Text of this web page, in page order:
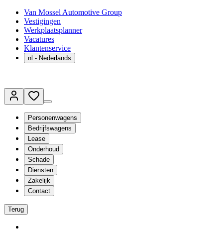
Van Mossel Automotive Group
Vestigingen
Werkplaatsplanner
Vacatures
Klantenservice
nl - Nederlands
Personenwagens
Bedrijfswagens
Lease
Onderhoud
Schade
Diensten
Zakelijk
Contact
Terug